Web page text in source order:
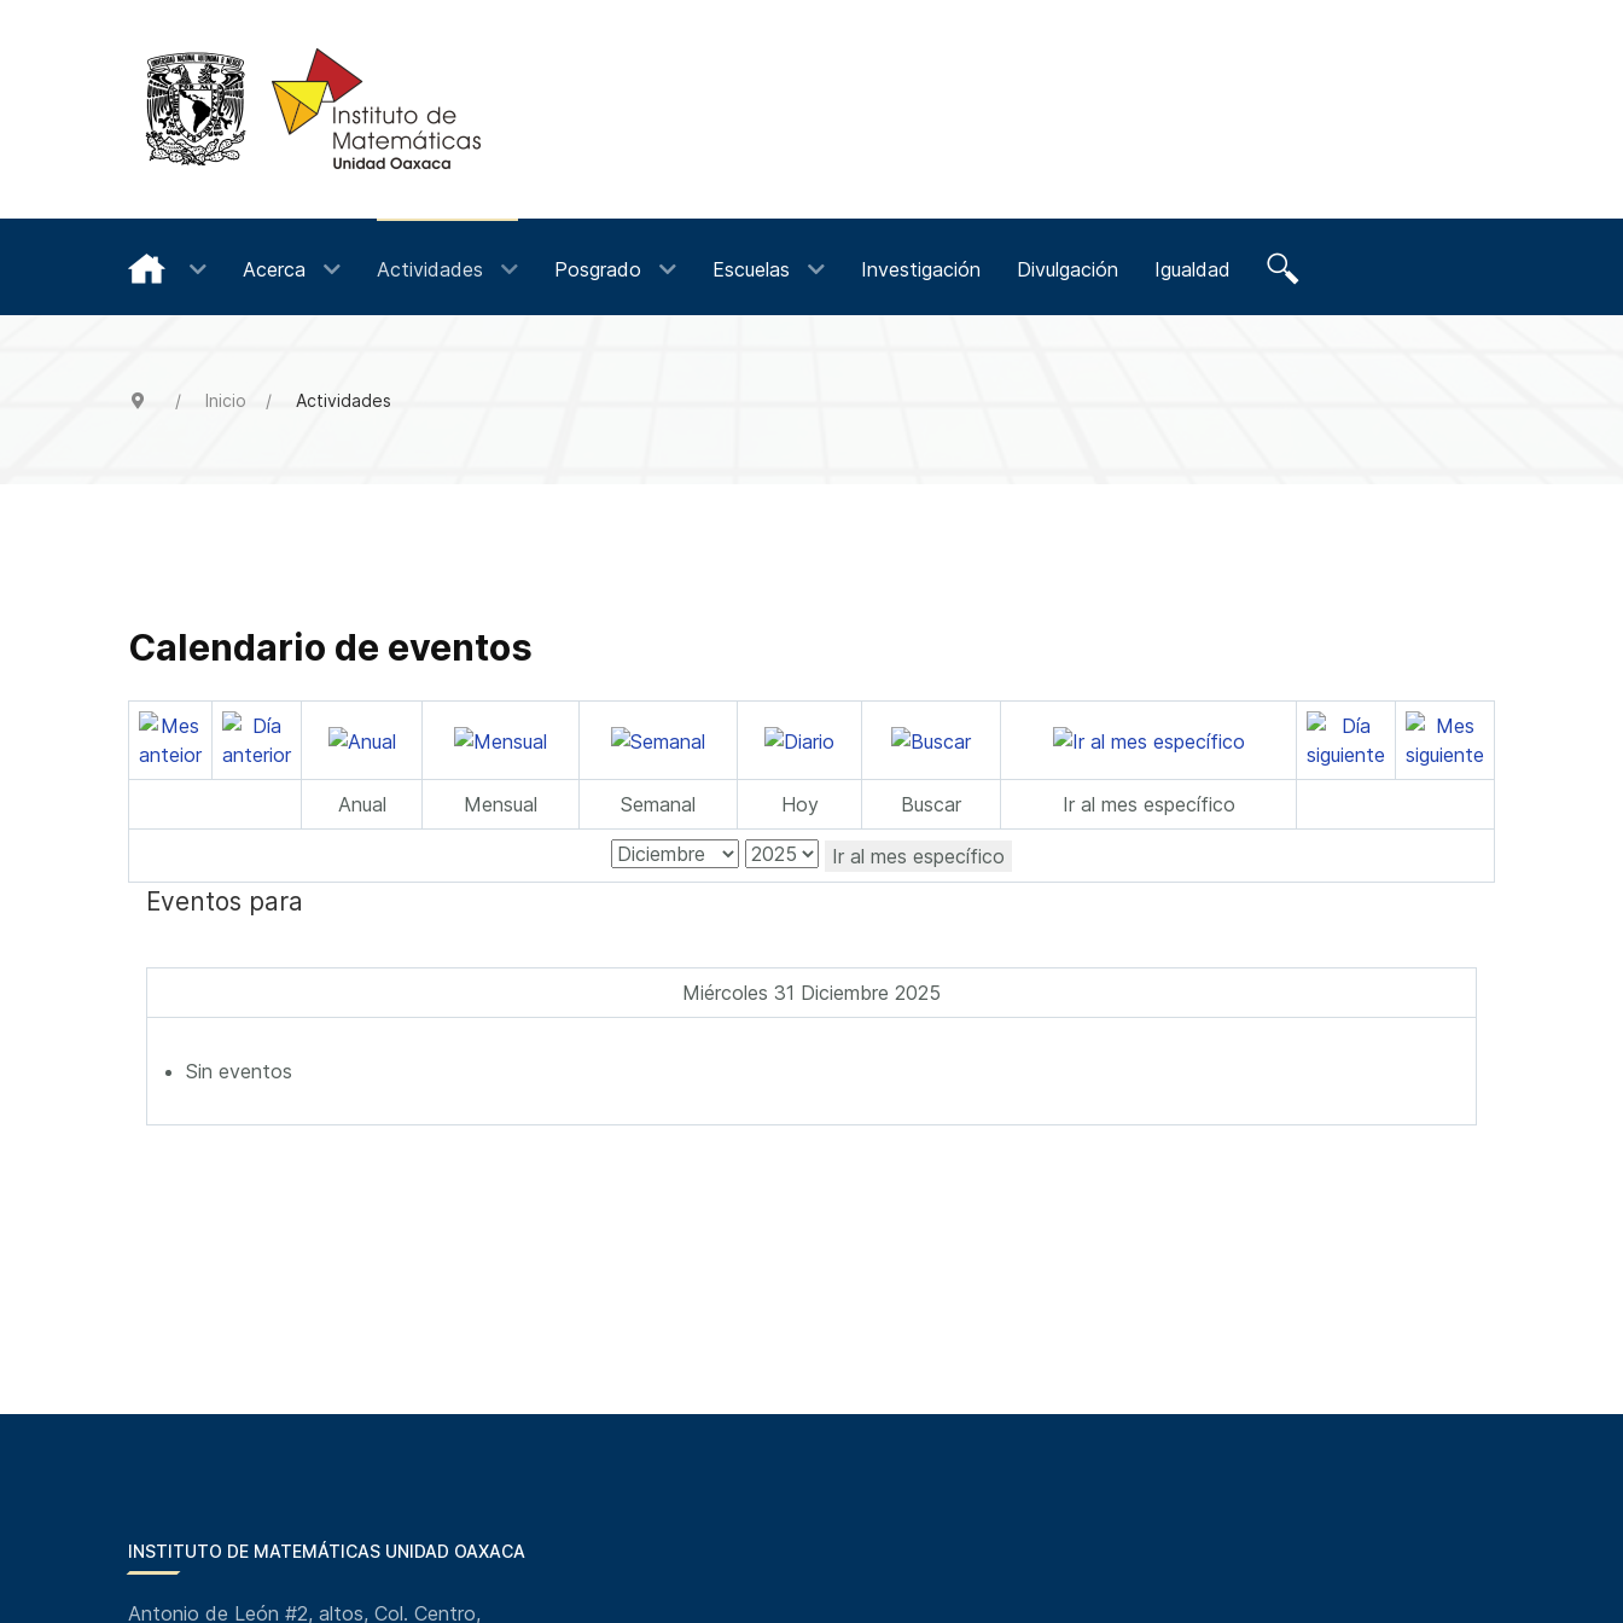
Acerca Actividades Posgrado Escuelas Investigación Divulgación Igualdad
Inicio Actividades
Calendario de eventos
Anual Mensual Semanal Hoy Buscar Ir al mes específico
Ir al mes específico
Eventos para
Miércoles 31 Diciembre 2025
Sin eventos
INSTITUTO DE MATEMÁTICAS UNIDAD OAXACA
Antonio de León #2, altos, Col. Centro,